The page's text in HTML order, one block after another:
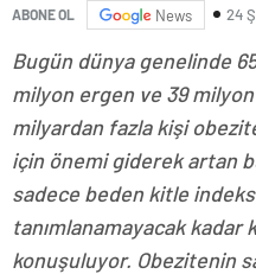
ABONE OL News 24
Bugün dünya genelinde
milyon ergen ve 39
milyardan fazla kişi
için önemi giderek artan
sadece beden kitle
tanımlanamayacak kadar
konuşuluyor. Obezitenin